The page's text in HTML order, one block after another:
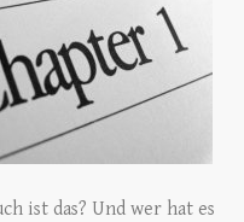
ist das? Und wer hat es